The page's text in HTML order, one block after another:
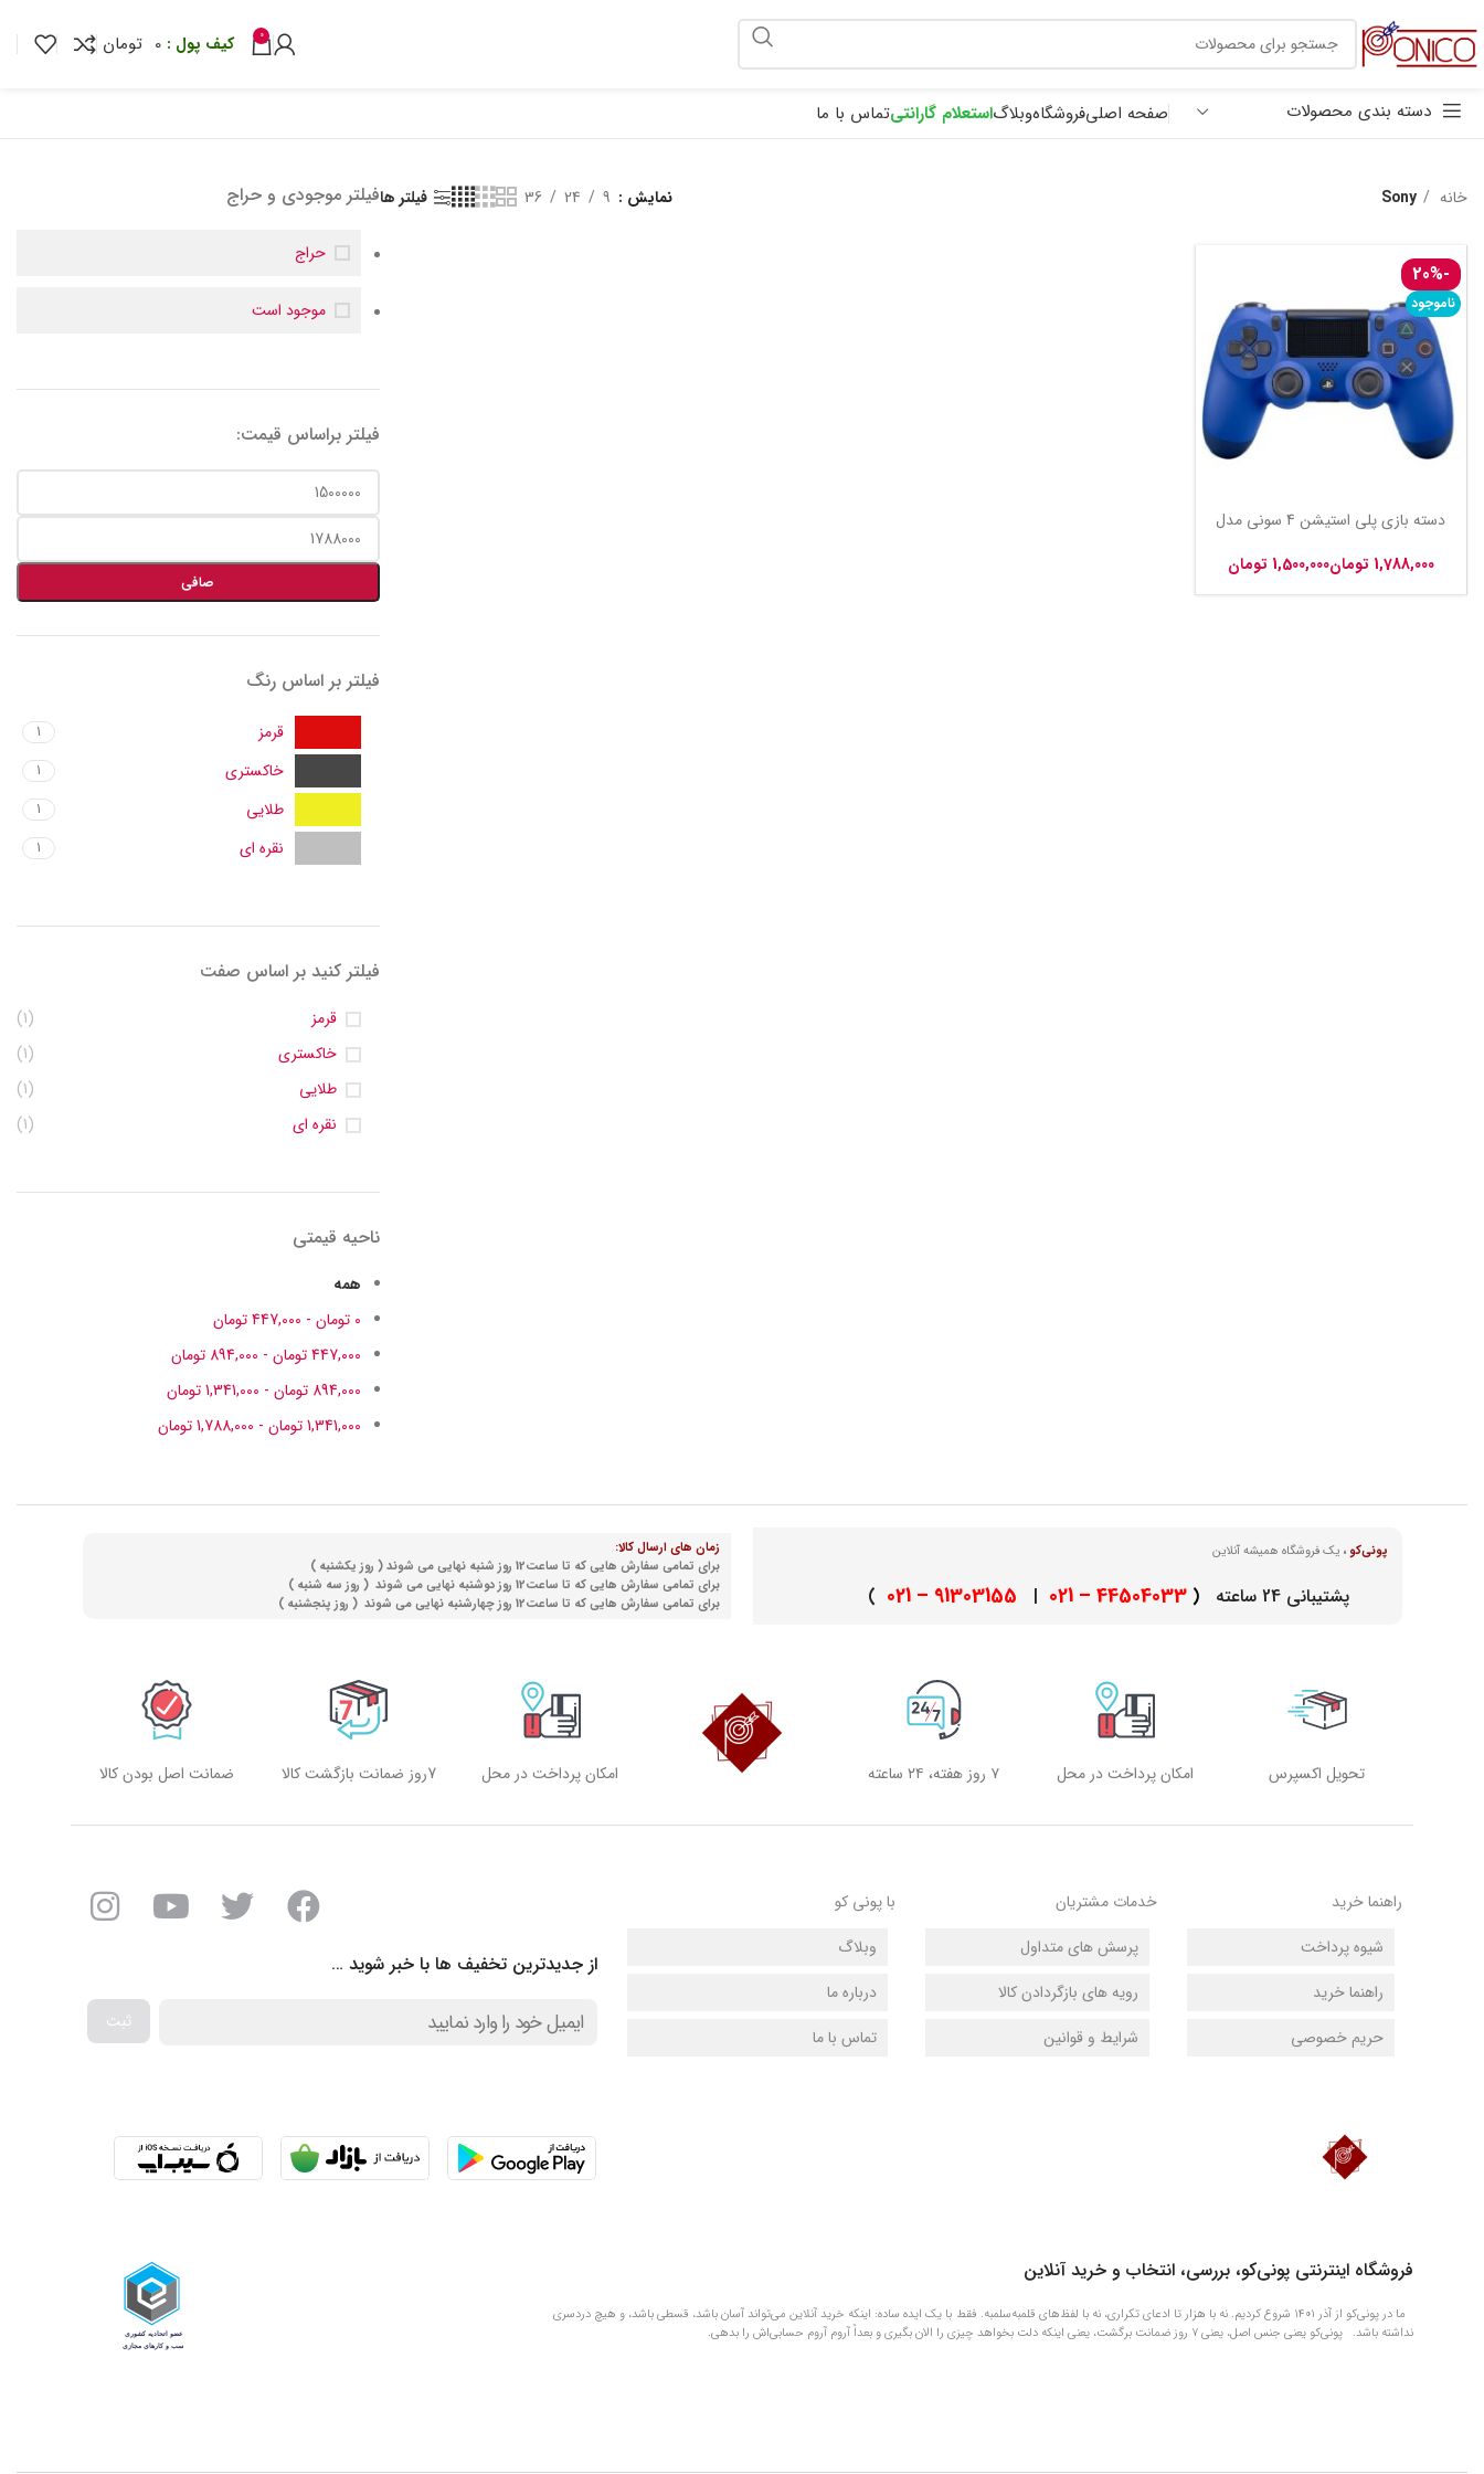
0
0 تومان
دسته بندی محصولات صفحه اصلیفروشگاهوبلاگاستعلام گارانتیتماس با ما
فیلتر موجودی و حراج
حراج
موجود است
فیلتر براساس قیمت:
صافی
فیلتر بر اساس رنگ
قرمز 1
خاکستری 1
طلایی 1
نقره ای 1
فیلتر کنید بر اساس صفت
قرمز
(1)
خاکستری
(1)
طلایی
(1)
نقره ای
(1)
ناحیه قیمتی
همه
0 تومان -
447,000 تومان
447,000 تومان -
894,000 تومان
894,000 تومان -
1,341,000 تومان
1,341,000 تومان -
1,788,000 تومان
خانه Sony نمایش 9
24
36 فیلتر ها
-20%
ناموجود
دسته بازی پلی استیشن 4 سونی مدل
تومان
تومان
پونی‌کو ،یک فروشگاه همیشه آنلاین
پشتیبانی 24 ساعته (
44504033 – 021
|
91303155 – 021
)
زمان های ارسال کالا:
برای تمامی سفارش هایی که تا ساعت12 روز شنبه نهایی می شوند
( روز یکشنبه )
برای تمامی سفارش هایی که تا ساعت12 روز دوشنبه نهایی می شوند
( روز سه شنبه )
برای تمامی سفارش هایی که تا ساعت12 روز چهارشنبه نهایی می شوند
) روز پنجشنبه )
تحویل اکسپرس امکان پرداخت در محل ۷ روز هفته، ۲۴ ساعته امکان پرداخت در محل 7روز ضمانت بازگشت کالا ضمانت اصل بودن کالا
راهنما خرید
شیوه پرداخت
راهنما خرید
حریم خصوصی
خدمات مشتریان
پرسش های متداول
رویه های بازگردادن کالا
شرایط و قوانین
با پونی کو
وبلاگ
درباره ما
تماس با ما
از جدیدترین تخفیف ها با خبر شوید …
فروشگاه اینترنتی پونی‌کو، بررسی، انتخاب و خرید آنلاین
ما در پونی‌کو از آذر ۱۴۰۱ شروع کردیم. نه با هزار تا ادعای تکراری، نه با لفظ‌های قلمبه‌سلمبه. فقط با یک ایده ساده: اینکه خرید آنلاین می‌تواند آسان باشد، قسطی باشد، و هیچ دردسری
نداشته باشد. پونی‌کو یعنی جنس اصل، یعنی ۷ روز ضمانت برگشت، یعنی اینکه دلت بخواهد چیزی را الان بگیری و بعداً آروم آروم حسابی‌اش را بدهی.
30 هزار تومان ترب پی